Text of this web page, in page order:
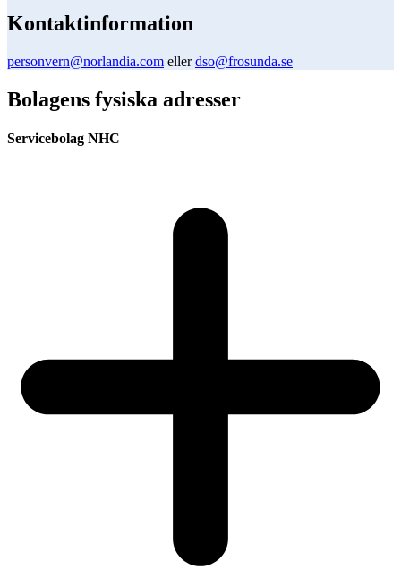
Kontaktinformation
personvern@norlandia.com ellerdso@frosunda.se
Bolagens fysiska adresser
Servicebolag NHC